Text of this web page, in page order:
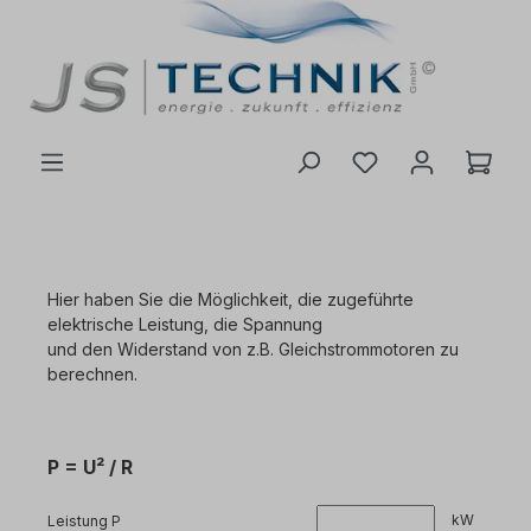
Hier haben Sie die Möglichkeit, die zugeführte
elektrische Leistung, die Spannung
und den Widerstand von z.B. Gleichstrommotoren zu
berechnen.
P = U² / R
Leistung P kW